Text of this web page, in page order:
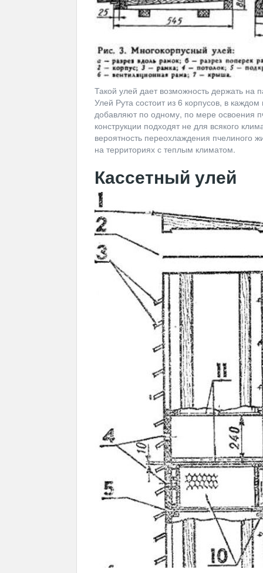
Такой улей дает возможность держать на
Улей Рута состоит из 6 корпусов, в
добавляют по одному, по мере освоения
конструкции подходят не для всякого
вероятность переохлаждения пчелиного
на территориях с теплым климатом.
Кассетный улей